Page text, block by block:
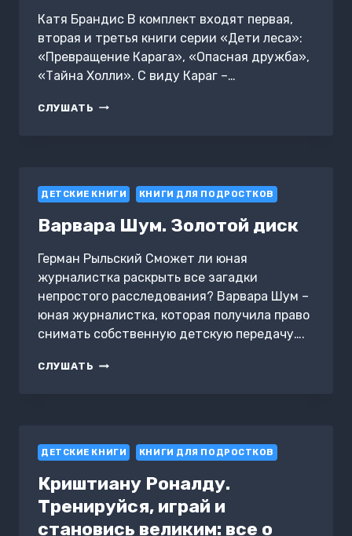
Катя Брандис В комплект входят первая,
вторая и третья книги серии «Дети леса»:
«Превращение Карага», «Опасная дружба»,
«Тайна Холли». С виду Караг –…
СЛУШАТЬ ДЕТИ
ДРУЖБА»,
ХОЛЛИ»
ДЕТСКИЕ КНИГИ КНИГИ ДЛЯ ПОДРОСТКОВ
Варвара Шум. Золотой диск
Герман Рыльский Сможет ли юная
журналистка раскрыть все загадки
непростого расследования? Варвара Шум –
юная журналистка, которая получила право
снимать собственную детскую передачу….
СЛУШАТЬ ВАРВАРА
ДЕТСКИЕ КНИГИ КНИГИ ДЛЯ ПОДРОСТКОВ
Криштиану Роналду.
Тренируйся, играй и
становись великим: все о